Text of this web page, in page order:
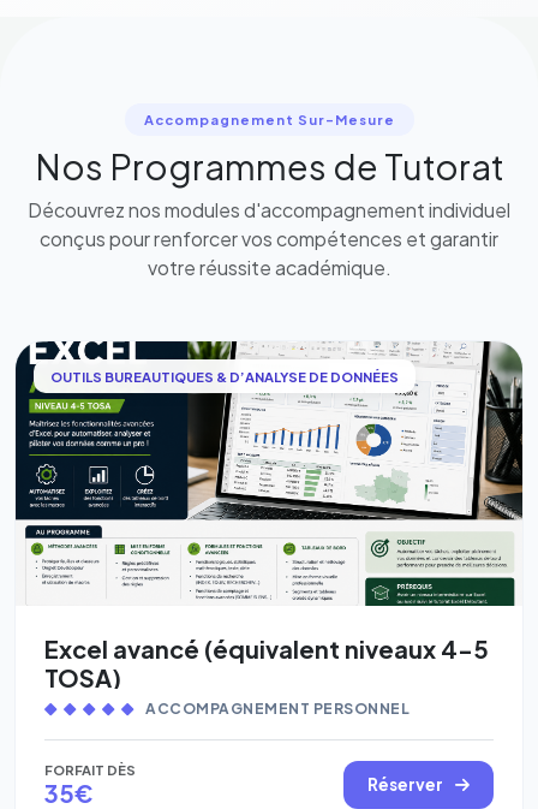
Accompagnement Sur-Mesure
Nos Programmes de Tutorat
Découvrez nos modules d'accompagnement individuel
conçus pour renforcer vos compétences et garantir
votre réussite académique.
OUTILS BUREAUTIQUES & D’ANALYSE DE DONNÉES
Excel avancé (équivalent niveaux 4-5
TOSA)
ACCOMPAGNEMENT PERSONNEL
FORFAIT DÈS
35€ Réserver